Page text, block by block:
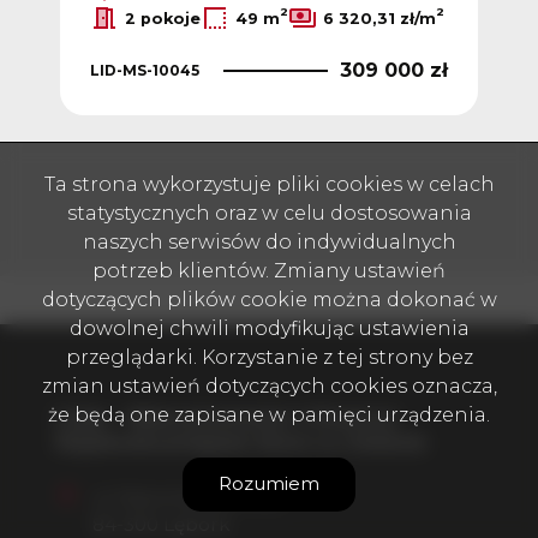
2 pokoje
49 m2 6 320,31 zł/m2
LID-MS-10045 309 000 zł
Lider - Nieruchomości i Finanse
ul. Staromiejska 40/2
Ta strona wykorzystuje pliki cookies w celach
statystycznych oraz w celu dostosowania
naszych serwisów do indywidualnych
potrzeb klientów. Zmiany ustawień
dotyczących plików cookie można dokonać w
dowolnej chwili modyfikując ustawienia
przeglądarki. Korzystanie z tej strony bez
zmian ustawień dotyczących cookies oznacza,
że będą one zapisane w pamięci urządzenia.
Rozumiem